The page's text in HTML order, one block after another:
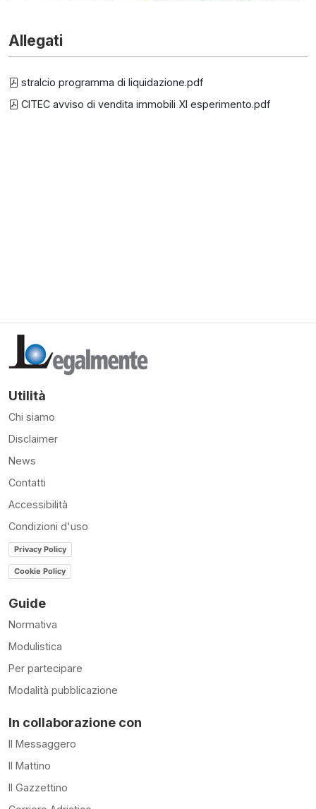
Allegati
stralcio programma di liquidazione.pdf
CITEC avviso di vendita immobili XI esperimento.pdf
Utilità
Chi siamo
Disclaimer
News
Contatti
Accessibilità
Condizioni d'uso
Privacy Policy
Cookie Policy
Guide
Normativa
Modulistica
Per partecipare
Modalità pubblicazione
In collaborazione con
Il Messaggero
Il Mattino
Il Gazzettino